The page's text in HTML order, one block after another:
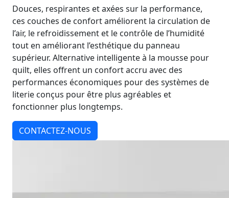
Douces, respirantes et axées sur la performance,
ces couches de confort améliorent la circulation de
l’air, le refroidissement et le contrôle de l’humidité
tout en améliorant l’esthétique du panneau
supérieur. Alternative intelligente à la mousse pour
quilt, elles offrent un confort accru avec des
performances économiques pour des systèmes de
literie conçus pour être plus agréables et
fonctionner plus longtemps.
CONTACTEZ-NOUS